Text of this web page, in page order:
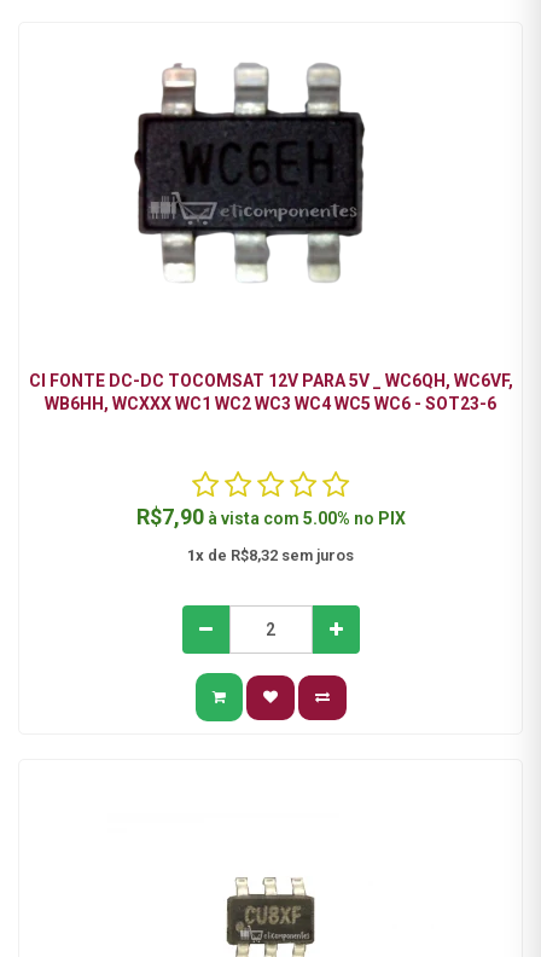
CI FONTE DC-DC TOCOMSAT 12V PARA 5V _ WC6QH, WC6VF,
WB6HH, WCXXX WC1 WC2 WC3 WC4 WC5 WC6 - SOT23-6
R$7,90 à vista com 5.00% no PIX
1x de R$8,32 sem juros